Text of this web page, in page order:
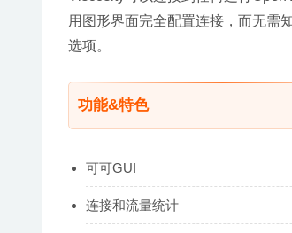
用图形界面完全配置连接，而无需
选项。
功能&特色
可可GUI
连接和流量统计